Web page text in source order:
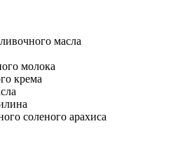
масла
молока
крема
соленого арахиса